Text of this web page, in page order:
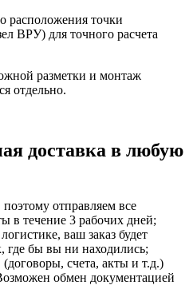
расположения точки
ВРУ) для точного расчета
разметки и монтаж
отдельно.
доставка в любую
отправляем все
в течение 3 рабочих дней;
ваш заказ будет
где бы вы ни находились;
счета, акты и т.д.)
обмен документацией